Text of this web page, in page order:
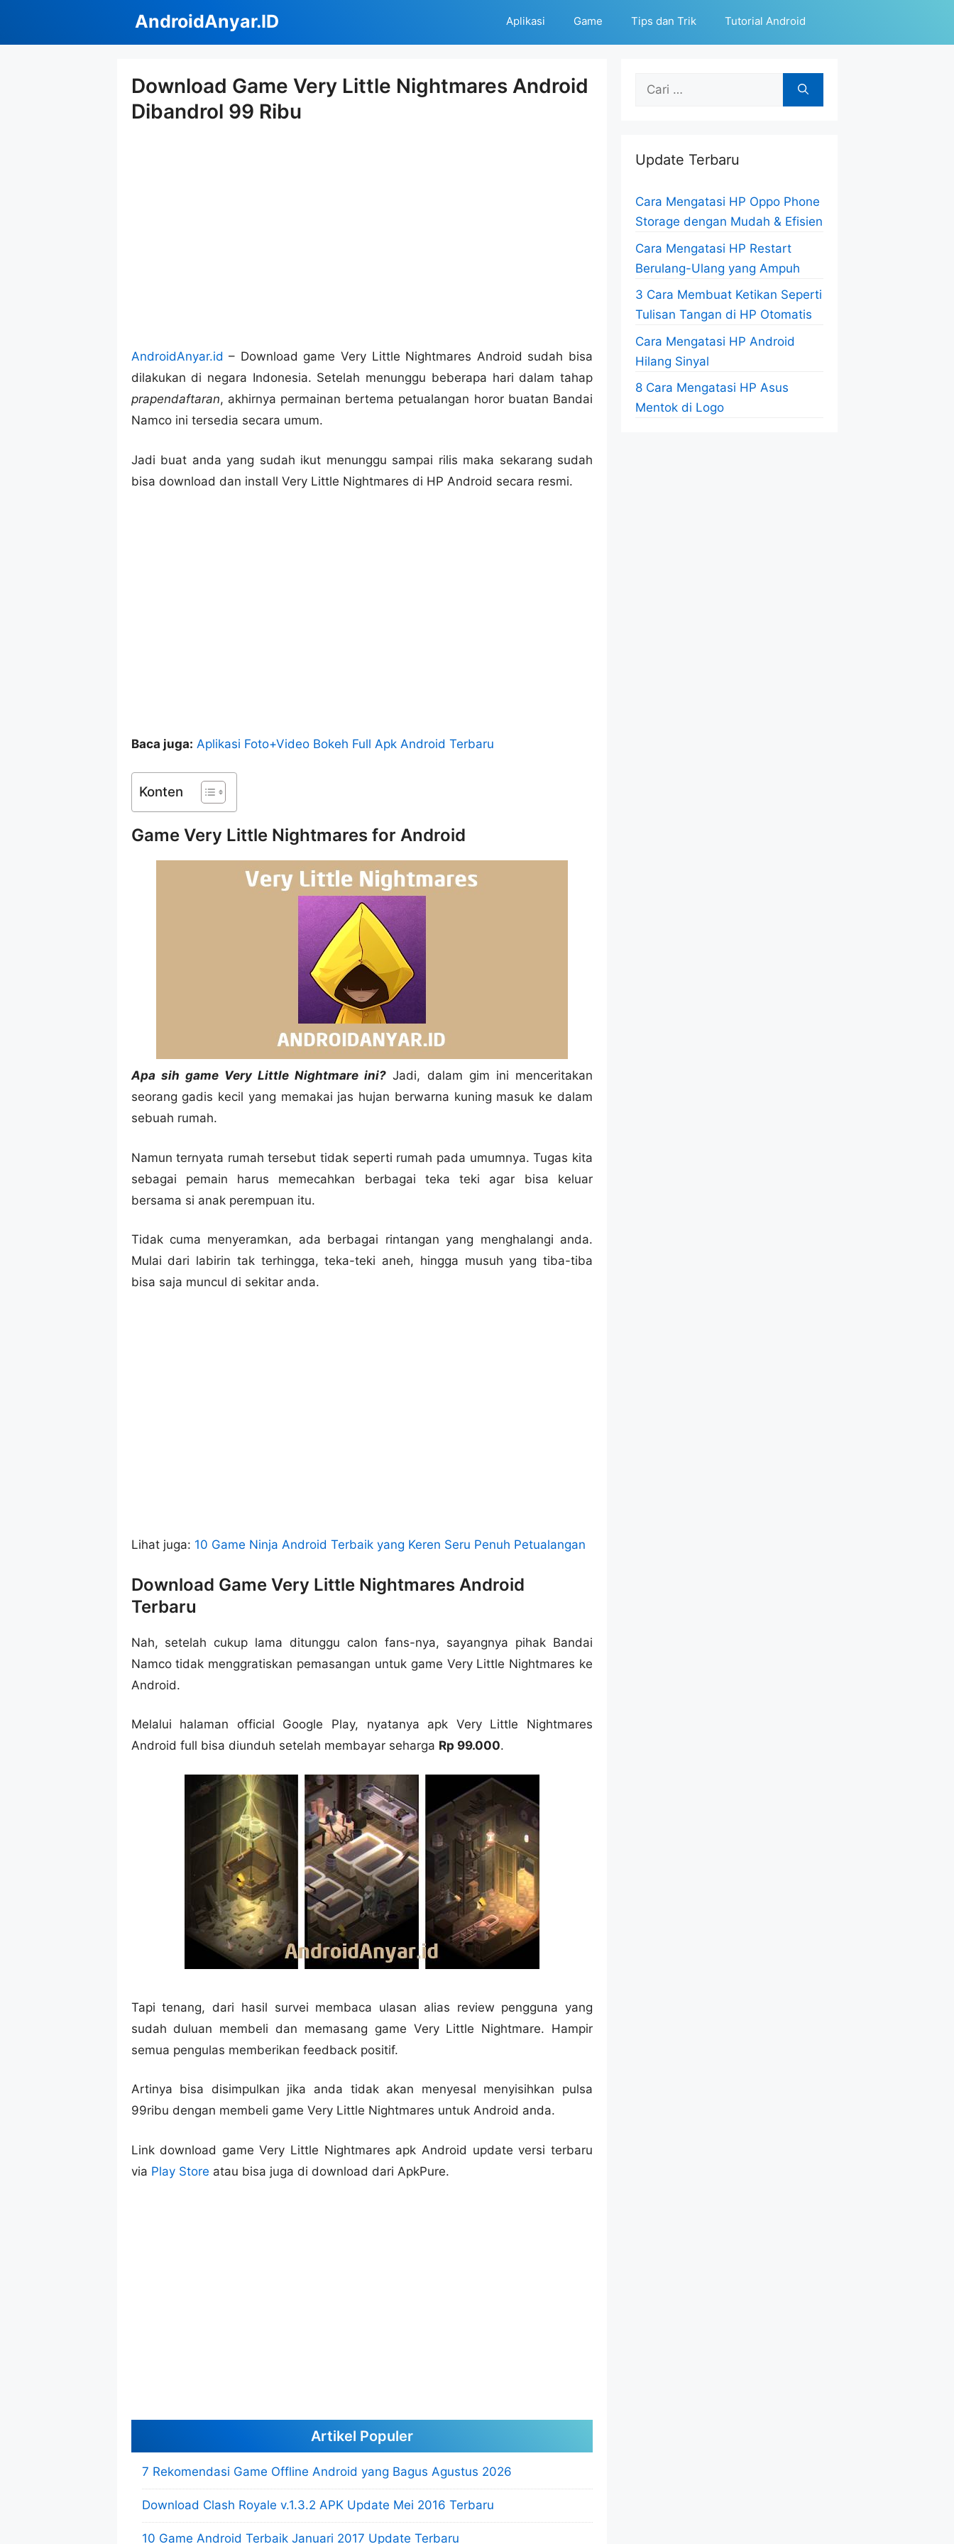
isi
AndroidAnyar.ID Aplikasi Game Tips dan Trik Tutorial Android
Download Game Very Little Nightmares Android
Dibandrol 99 Ribu
AndroidAnyar.id – Download game Very Little Nightmares Android sudah bisa
dilakukan di negara Indonesia. Setelah menunggu beberapa hari dalam tahap
prapendaftaran, akhirnya permainan bertema petualangan horor buatan Bandai
Namco ini tersedia secara umum.
Jadi buat anda yang sudah ikut menunggu sampai rilis maka sekarang sudah
bisa download dan install Very Little Nightmares di HP Android secara resmi.
Baca juga: Aplikasi Foto+Video Bokeh Full Apk Android Terbaru
Konten
Game Very Little Nightmares for Android
Apa sih game Very Little Nightmare ini? Jadi, dalam gim ini menceritakan
seorang gadis kecil yang memakai jas hujan berwarna kuning masuk ke dalam
sebuah rumah.
Namun ternyata rumah tersebut tidak seperti rumah pada umumnya. Tugas kita
sebagai pemain harus memecahkan berbagai teka teki agar bisa keluar
bersama si anak perempuan itu.
Tidak cuma menyeramkan, ada berbagai rintangan yang menghalangi anda.
Mulai dari labirin tak terhingga, teka-teki aneh, hingga musuh yang tiba-tiba
bisa saja muncul di sekitar anda.
Lihat juga: 10 Game Ninja Android Terbaik yang Keren Seru Penuh Petualangan
Download Game Very Little Nightmares Android
Terbaru
Nah, setelah cukup lama ditunggu calon fans-nya, sayangnya pihak Bandai
Namco tidak menggratiskan pemasangan untuk game Very Little Nightmares ke
Android.
Melalui halaman official Google Play, nyatanya apk Very Little Nightmares
Android full bisa diunduh setelah membayar seharga Rp 99.000.
Tapi tenang, dari hasil survei membaca ulasan alias review pengguna yang
sudah duluan membeli dan memasang game Very Little Nightmare. Hampir
semua pengulas memberikan feedback positif.
Artinya bisa disimpulkan jika anda tidak akan menyesal menyisihkan pulsa
99ribu dengan membeli game Very Little Nightmares untuk Android anda.
Link download game Very Little Nightmares apk Android update versi terbaru
via Play Store atau bisa juga di download dari ApkPure.
Artikel Populer
7 Rekomendasi Game Offline Android yang Bagus Agustus 2026
Download Clash Royale v.1.3.2 APK Update Mei 2016 Terbaru
10 Game Android Terbaik Januari 2017 Update Terbaru
Cari
Update Terbaru
Cara Mengatasi HP Oppo Phone
Storage dengan Mudah & Efisien
Cara Mengatasi HP Restart
Berulang-Ulang yang Ampuh
3 Cara Membuat Ketikan Seperti
Tulisan Tangan di HP Otomatis
Cara Mengatasi HP Android
Hilang Sinyal
8 Cara Mengatasi HP Asus
Mentok di Logo